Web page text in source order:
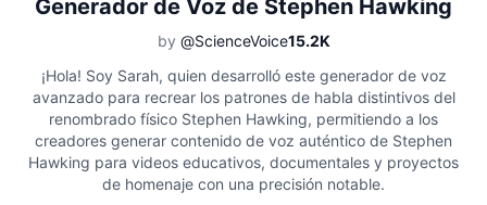
Generador de Voz de Stephen Hawking
by @ScienceVoice15.2K
¡Hola! Soy Sarah, quien desarrolló este generador de voz
avanzado para recrear los patrones de habla distintivos del
renombrado físico Stephen Hawking, permitiendo a los
creadores generar contenido de voz auténtico de Stephen
Hawking para videos educativos, documentales y proyectos
de homenaje con una precisión notable.